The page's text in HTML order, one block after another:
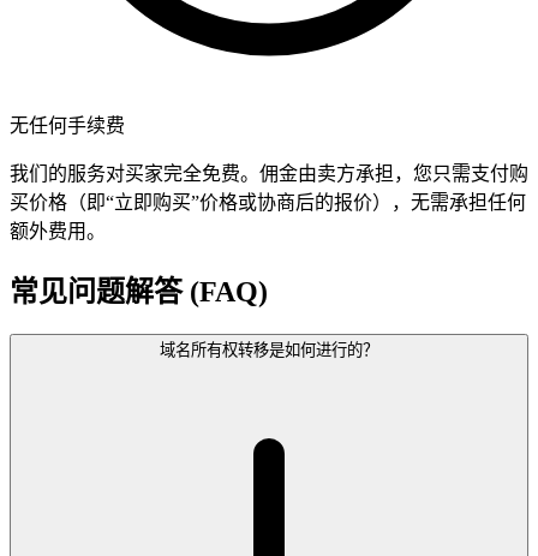
无任何手续费
我们的服务对买家完全免费。佣金由卖方承担，您只需支付购
买价格（即“立即购买”价格或协商后的报价），无需承担任何
额外费用。
常见问题解答 (FAQ)
域名所有权转移是如何进行的？